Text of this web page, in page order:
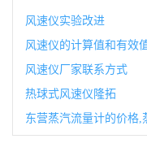
风速仪实验改进
风速仪的计算值和有效
风速仪厂家联系方式
热球式风速仪隆拓